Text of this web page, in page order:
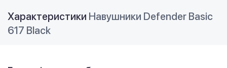
Характеристики Навушники Defender Basic
617 Black